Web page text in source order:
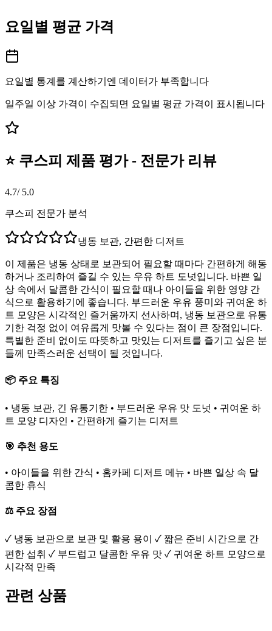
요일별 평균 가격
요일별 통계를 계산하기엔 데이터가 부족합니다
일주일 이상 가격이 수집되면 요일별 평균 가격이 표시됩니다
⭐ 쿠스피 제품 평가 - 전문가 리뷰
4.7/ 5.0
쿠스피 전문가 분석
냉동 보관, 간편한 디저트
이 제품은 냉동 상태로 보관되어 필요할 때마다 간편하게 해동
하거나 조리하여 즐길 수 있는 우유 하트 도넛입니다. 바쁜 일
상 속에서 달콤한 간식이 필요할 때나 아이들을 위한 영양 간
식으로 활용하기에 좋습니다. 부드러운 우유 풍미와 귀여운 하
트 모양은 시각적인 즐거움까지 선사하며, 냉동 보관으로 유통
기한 걱정 없이 여유롭게 맛볼 수 있다는 점이 큰 장점입니다.
특별한 준비 없이도 따뜻하고 맛있는 디저트를 즐기고 싶은 분
들께 만족스러운 선택이 될 것입니다.
📦 주요 특징
• 냉동 보관, 긴 유통기한 • 부드러운 우유 맛 도넛 • 귀여운 하
트 모양 디자인 • 간편하게 즐기는 디저트
🎯 추천 용도
• 아이들을 위한 간식 • 홈카페 디저트 메뉴 • 바쁜 일상 속 달
콤한 휴식
⚖️ 주요 장점
✓ 냉동 보관으로 보관 및 활용 용이 ✓ 짧은 준비 시간으로 간
편한 섭취 ✓ 부드럽고 달콤한 우유 맛 ✓ 귀여운 하트 모양으로
시각적 만족
관련 상품